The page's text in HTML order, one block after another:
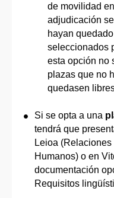
de movilidad
adjudicación
hayan
seleccionados
esta opción no
plazas que no
quedasen
Si se opta a una
tendrá que
Leioa
Humanos) o en
documentación
Requisitos